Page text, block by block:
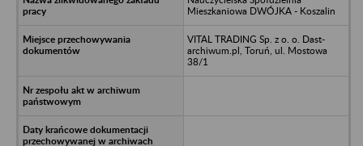
Mieszkaniowa DWÓJKA - Koszalin
VITAL TRADING Sp. z o. o. Dast-
archiwum.pl, Toruń, ul. Mostowa
38/1